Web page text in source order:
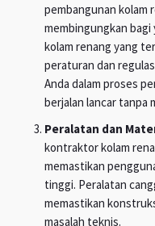
pembangunan kolam
membingungkan
kolam renang yang
peraturan dan
Anda dalam proses
berjalan lancar tanpa
Peralatan dan
kontraktor kolam
memastikan
tinggi. Peralatan
memastikan
masalah teknis.